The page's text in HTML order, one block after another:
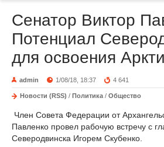
Сенатор Виктор
Потенциал
для освоения
admin 1/08/18, 18:37 4 641
Новости (RSS) / Политика / Общество
Член Совета Федерации от
Павленко провел рабочую встречу с
Северодвинска Игорем Скубенко.